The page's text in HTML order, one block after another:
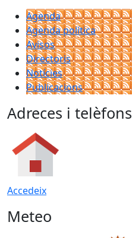
Agenda
Agenda política
Avisos
Directoris
Notícies
Publicacions
Adreces i telèfons
Accedeix
Meteo